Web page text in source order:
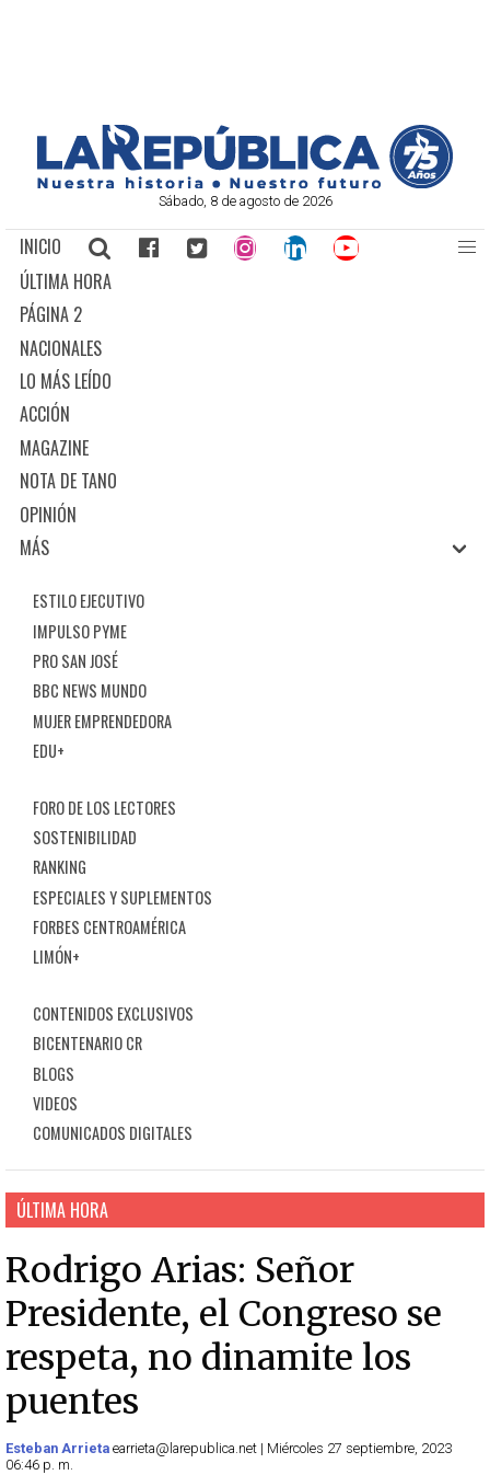
Sábado, 8 de agosto de 2026
INICIO
ÚLTIMA HORA
PÁGINA 2
NACIONALES
LO MÁS LEÍDO
ACCIÓN
MAGAZINE
NOTA DE TANO
OPINIÓN
MÁS
ESTILO EJECUTIVO
IMPULSO PYME
PRO SAN JOSÉ
BBC NEWS MUNDO
MUJER EMPRENDEDORA
EDU+
FORO DE LOS LECTORES
SOSTENIBILIDAD
RANKING
ESPECIALES Y SUPLEMENTOS
FORBES CENTROAMÉRICA
LIMÓN+
CONTENIDOS EXCLUSIVOS
BICENTENARIO CR
BLOGS
VIDEOS
COMUNICADOS DIGITALES
ÚLTIMA HORA
Rodrigo Arias: Señor
Presidente, el Congreso se
respeta, no dinamite los
puentes
Esteban Arrieta earrieta@larepublica.net | Miércoles 27 septiembre, 2023
06:46 p. m.